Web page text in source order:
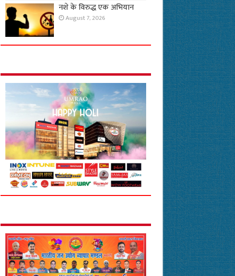
नशे के विरुद्ध एक अभियान
August 7, 2026